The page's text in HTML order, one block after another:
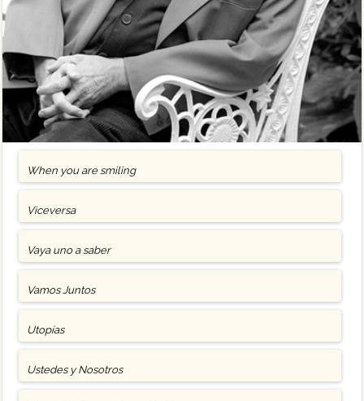
When you are smiling
Viceversa
Vaya uno a saber
Vamos Juntos
Utopías
Ustedes y Nosotros